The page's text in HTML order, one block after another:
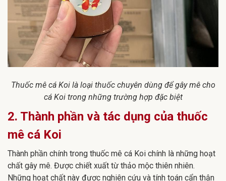
Thuốc mê cá Koi là loại thuốc chuyên dùng để gây mê cho
cá Koi trong những trường hợp đặc biệt
2. Thành phần và tác dụng của thuốc
mê cá Koi
Thành phần chính trong thuốc mê cá Koi chính là những hoạt
chất gây mê. Được chiết xuất từ thảo mộc thiên nhiên.
Những hoạt chất này được nghiên cứu và tính toán cẩn thận